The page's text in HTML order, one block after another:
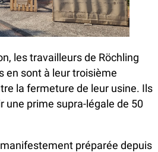
les travailleurs de Röchling
en sont à leur troisième
la fermeture de leur usine. Ils
une prime supra-légale de 50
préparée depuis